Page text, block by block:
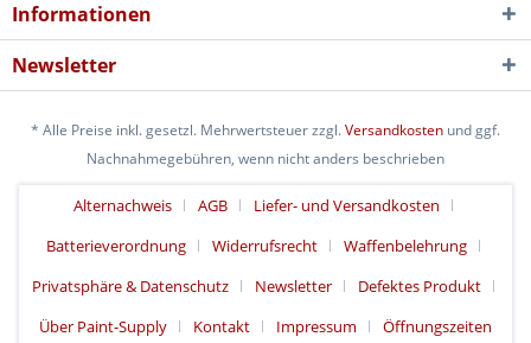
Informationen
Newsletter
* Alle Preise inkl. gesetzl. Mehrwertsteuer zzgl.Versandkosten und ggf.
Nachnahmegebühren, wenn nicht anders beschrieben
Alternachweis AGB
Liefer- und Versandkosten
Batterieverordnung
Widerrufsrecht
Waffenbelehrung
Privatsphäre & Datenschutz
Newsletter
Defektes Produkt
Über Paint-Supply
Kontakt Impressum Öffnungszeiten